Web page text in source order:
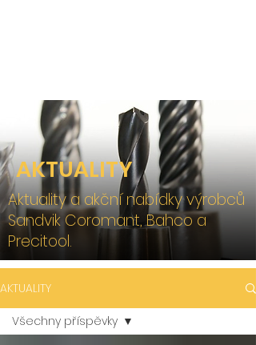
AKTUALITY
Aktuality a akční nabídky výrobců
Sandvik Coromant, Bahco a
Precitool.
AKTUALITY
Všechny příspěvky